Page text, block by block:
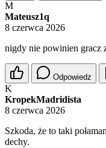
M
Mateusz1q
8 czerwca 2026
nigdy nie powinien gracz
Odpowiedz
K
KropekMadridista
8 czerwca 2026
Szkoda, że to taki
dechy.